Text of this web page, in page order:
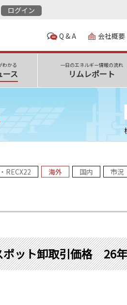
ログイン
Q & A 会社概要
わかる
ース
一日のエネルギー情報の流れ
リムレポート
RECX22 海外 国内 市況
ポット卸取引価格 26